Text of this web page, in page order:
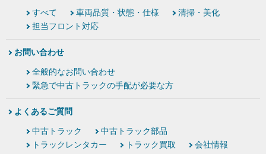
すべて 車両品質・状態・仕様
清掃・美化
担当フロント対応
お問い合わせ
全般的なお問い合わせ
緊急で中古トラックの手配が必要な方
よくあるご質問
中古トラック
中古トラック部品
トラックレンタカー
トラック買取 会社情報